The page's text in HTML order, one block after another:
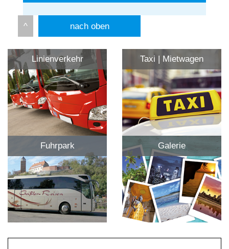
nach oben
Linienverkehr Taxi | Mietwagen
Fuhrpark Galerie